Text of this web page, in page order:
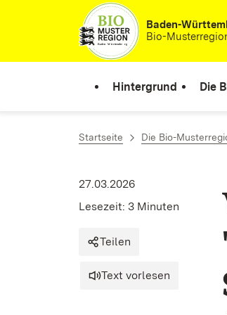
Zum Inhalt springenBaden-
Bio-
Hintergrund Die
Startseite Die Bio-
27.03.2026
Lesezeit: 3 Minuten
Teilen
Text vorlesen